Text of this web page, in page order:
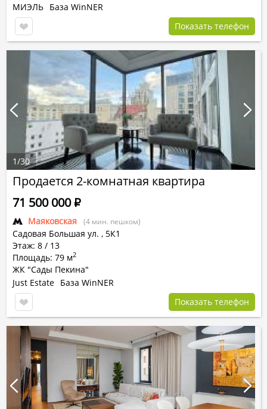
МИЭЛЬ База WinNER
Показать телефон
Продается 2-комнатная квартира
Маяковская (4 мин. пешком)
Садовая Большая ул. , 5К1
Этаж: 8 / 13
Площадь: 79 м2
ЖК "Сады Пекина"
71 500 000Р
Just Estate База WinNER
Показать телефон
1/30